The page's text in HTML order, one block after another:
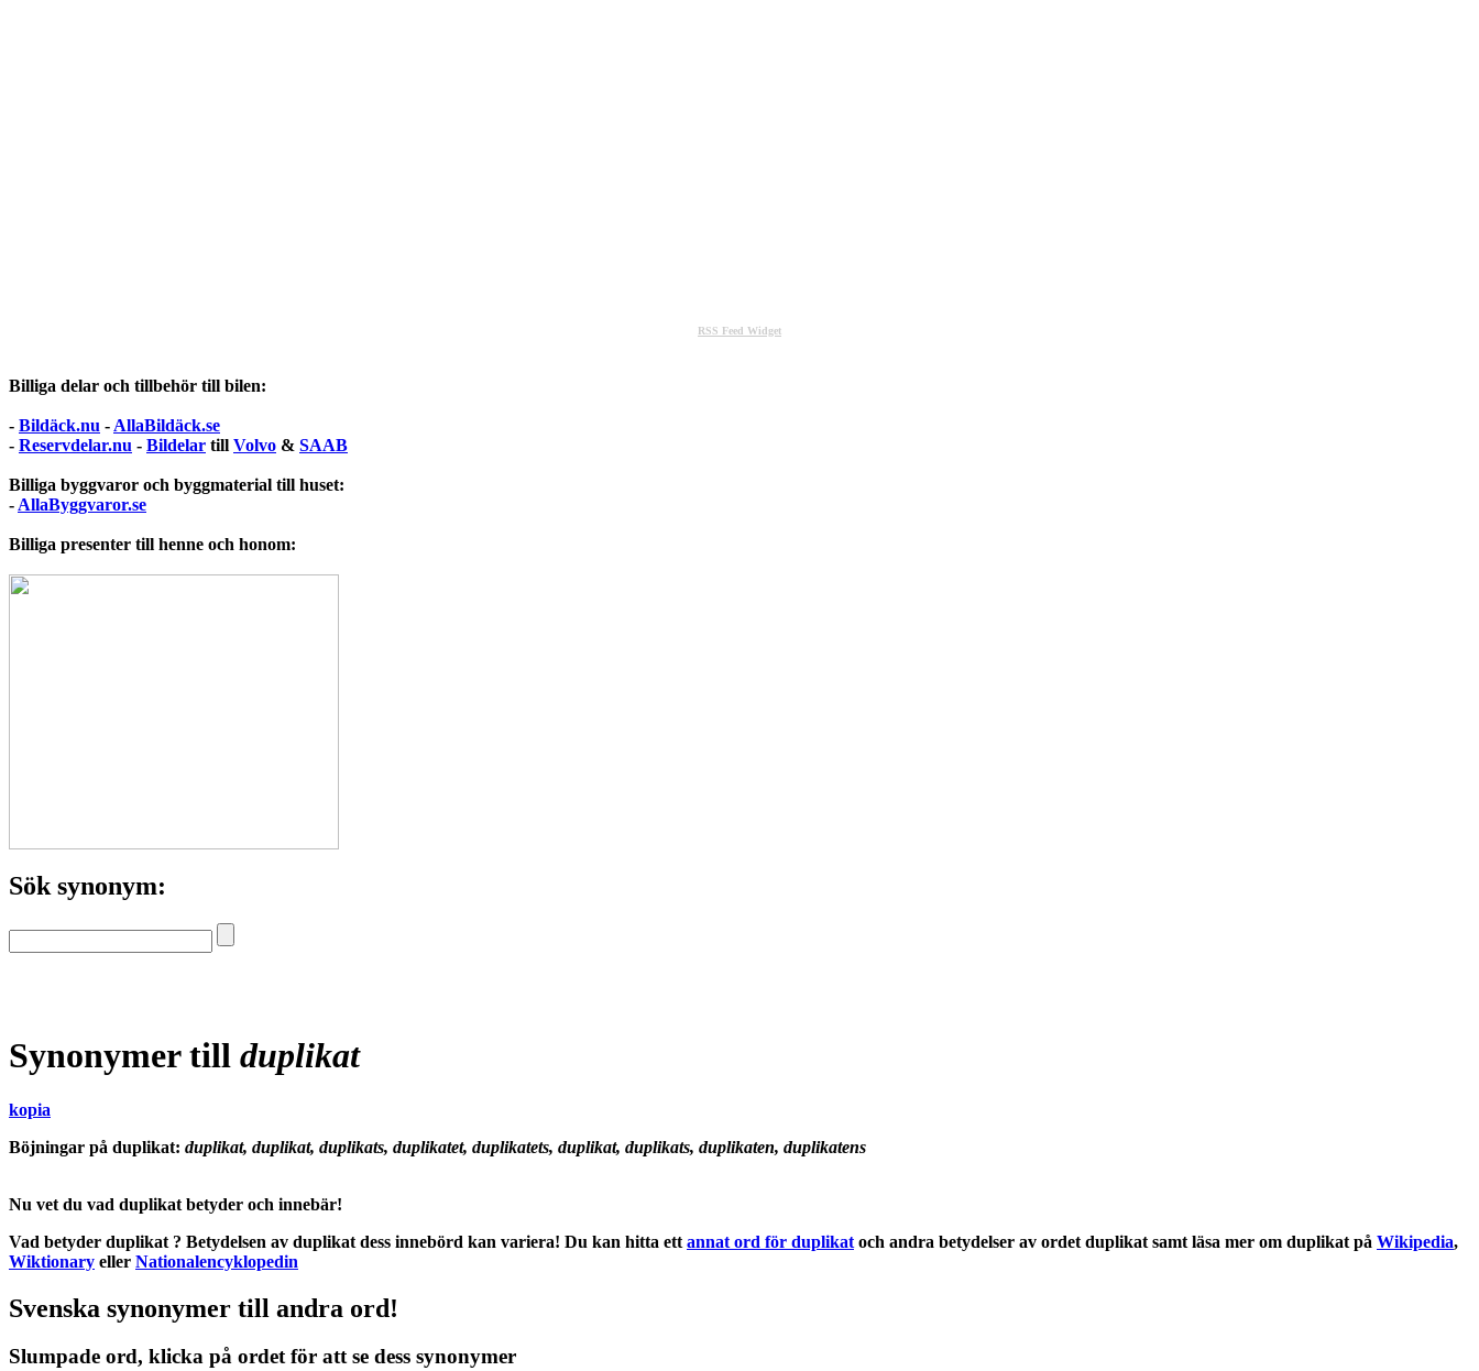
RSS Feed Widget
Billiga delar och tillbehör till bilen:
- Bildäck.nu - AllaBildäck.se
- Reservdelar.nu - Bildelar till Volvo & SAAB
Billiga byggvaror och byggmaterial till huset:
- AllaByggvaror.se
Billiga presenter till henne och honom:
Sök synonym:
Synonymer till duplikat
kopia
Böjningar på duplikat: duplikat, duplikat, duplikats, duplikatet, duplikatets, duplikat, duplikats, duplikaten, duplikatens
Nu vet du vad duplikat betyder och innebär!
Vad betyder duplikat ? Betydelsen av duplikat dess innebörd kan variera! Du kan hitta ett annat ord för duplikat och andra betydelser av ordet duplikat samt läsa mer om duplikat på Wikipedia,
Wiktionary eller Nationalencyklopedin
Svenska synonymer till andra ord!
Slumpade ord, klicka på ordet för att se dess synonymer